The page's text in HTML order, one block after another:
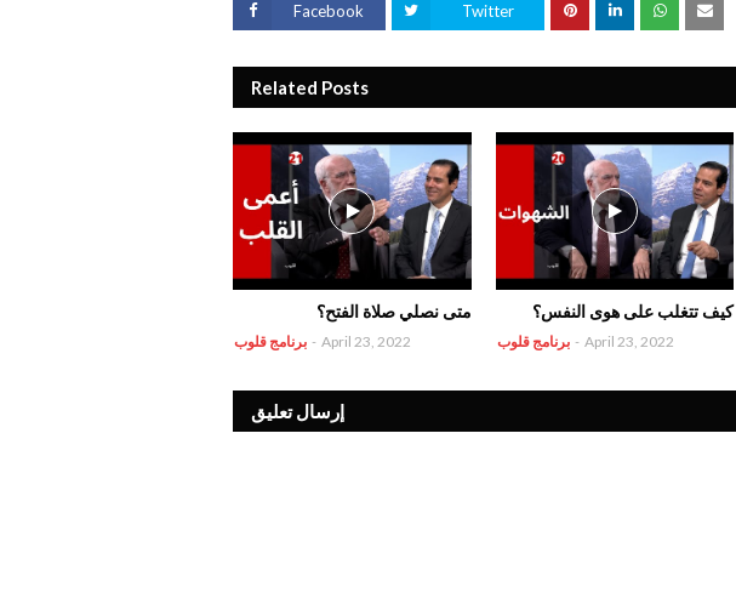
Facebook Twitter
Related Posts
متى نصلي صلاة الفتح؟
برنامج قلوب - April 23, 2022
كيف تتغلب على هوى النفس؟
برنامج قلوب - April 23, 2022
إرسال تعليق